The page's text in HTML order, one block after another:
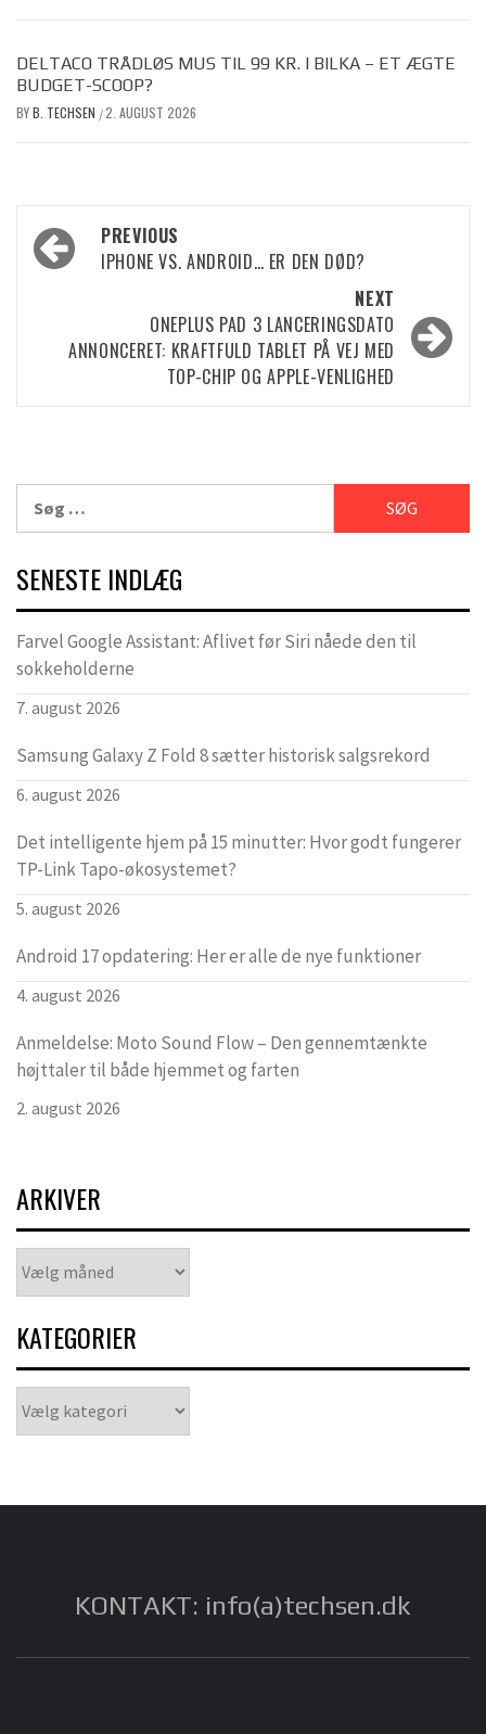
DELTACO TRÅDLØS MUS TIL 99 KR. I BILKA – ET ÆGTE
BUDGET-SCOOP?
BYB. TECHSEN /2. AUGUST 2026
Post
navigation
PREVIOUS
IPHONE VS. ANDROID… ER DEN DØD?
NEXT
ONEPLUS PAD 3 LANCERINGSDATO
ANNONCERET: KRAFTFULD TABLET PÅ VEJ MED
TOP-CHIP OG APPLE-VENLIGHED
efter:
SENESTE INDLÆG
Farvel Google Assistant: Aflivet før Siri nåede den til
sokkeholderne
7. august 2026
Samsung Galaxy Z Fold 8 sætter historisk salgsrekord
6. august 2026
Det intelligente hjem på 15 minutter: Hvor godt fungerer
TP-Link Tapo-økosystemet?
5. august 2026
Android 17 opdatering: Her er alle de nye funktioner
4. august 2026
Anmeldelse: Moto Sound Flow – Den gennemtænkte
højttaler til både hjemmet og farten
2. august 2026
ARKIVER
KATEGORIER
KONTAKT: info(a)techsen.dk